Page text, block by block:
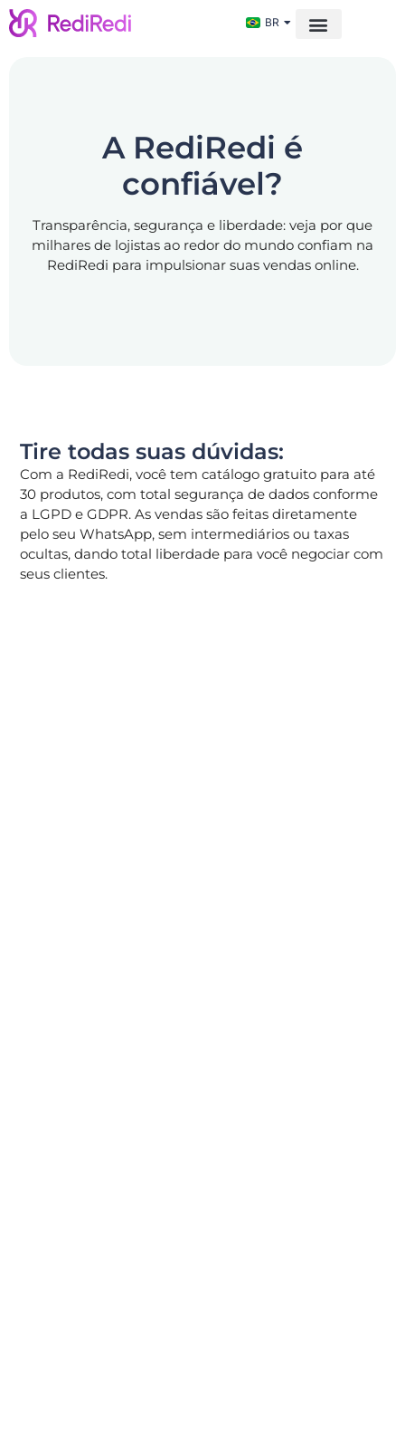
BR
GLOBAL
A RediRedi é
confiável?
Transparência, segurança e liberdade: veja por que
milhares de lojistas ao redor do mundo confiam na
RediRedi para impulsionar suas vendas online.
Tire todas suas dúvidas:
Com a RediRedi, você tem catálogo gratuito para até
30 produtos, com total segurança de dados conforme
a LGPD e GDPR. As vendas são feitas diretamente
pelo seu WhatsApp, sem intermediários ou taxas
ocultas, dando total liberdade para você negociar com
seus clientes.